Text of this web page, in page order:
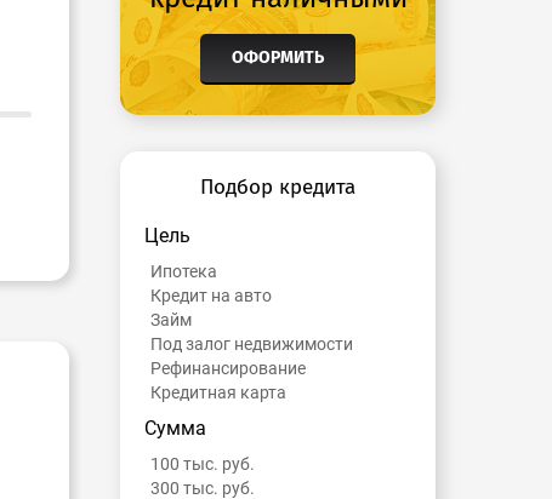
ОФОРМИТЬ
Подбор кредита
Цель
Ипотека
Кредит на авто
Займ
Под залог недвижимости
Рефинансирование
Кредитная карта
Сумма
100 тыс. руб.
300 тыс. руб.